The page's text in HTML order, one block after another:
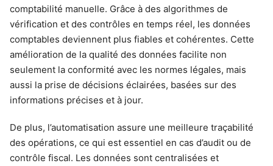
comptabilité manuelle. Grâce à des algorithmes de
vérification et des contrôles en temps réel, les données
comptables deviennent plus fiables et cohérentes. Cette
amélioration de la qualité des données facilite non
seulement la conformité avec les normes légales, mais
aussi la prise de décisions éclairées, basées sur des
informations précises et à jour.
De plus, l’automatisation assure une meilleure traçabilité
des opérations, ce qui est essentiel en cas d’audit ou de
contrôle fiscal. Les données sont centralisées et